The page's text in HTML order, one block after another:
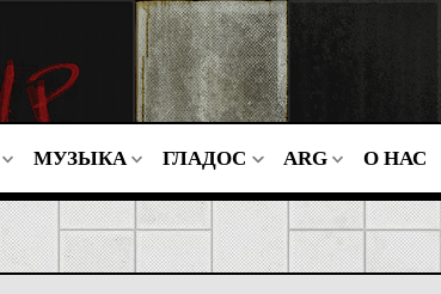
МУЗЫКА ГЛАДОС ARG О НАС